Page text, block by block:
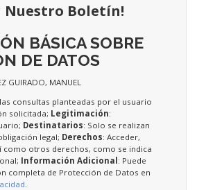
Nuestro Boletín!
BÁSICA SOBRE
DE DATOS
GUIRADO, MANUEL
consultas planteadas por el usuario
solicitada; Legitimación:
Destinatarios: Solo se realizan
legal; Derechos: Acceder,
como otros derechos, como se indica
Información Adicional: Puede
completa de Protección de Datos en